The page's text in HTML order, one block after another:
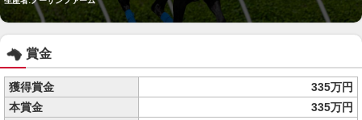
賞金
獲得賞金
335万円
本賞金
335万円